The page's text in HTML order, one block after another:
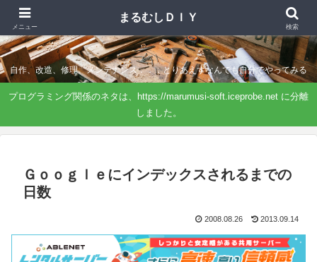
まるむしＤＩＹ
自作、改造、修理、メンテナンス．．．とりあえずなんでも自分でやってみる
プログラミング関係のネタは、https://marumusi-soft.iceprobe.net に分離
しました。
Ｇｏｏｇｌｅにインデックスされるまでの
日数
2008.08.26 2013.09.14
メニュー
まるむしＤＩＹ
検索